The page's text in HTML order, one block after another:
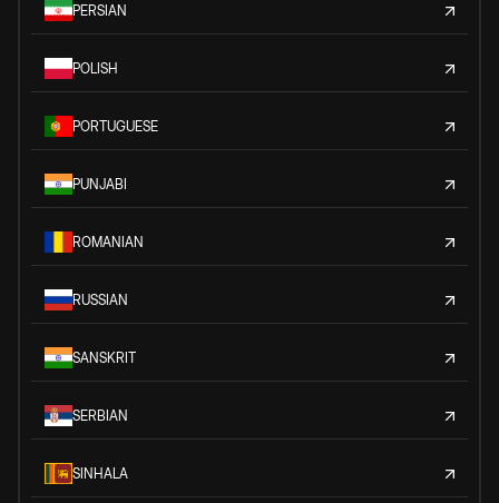
PERSIAN
POLISH
PORTUGUESE
PUNJABI
ROMANIAN
RUSSIAN
SANSKRIT
SERBIAN
SINHALA